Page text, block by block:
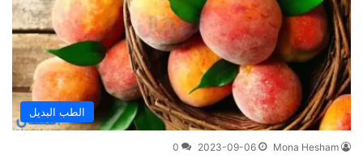
الطب البديل
Mona Hesham
2023-09-06
0